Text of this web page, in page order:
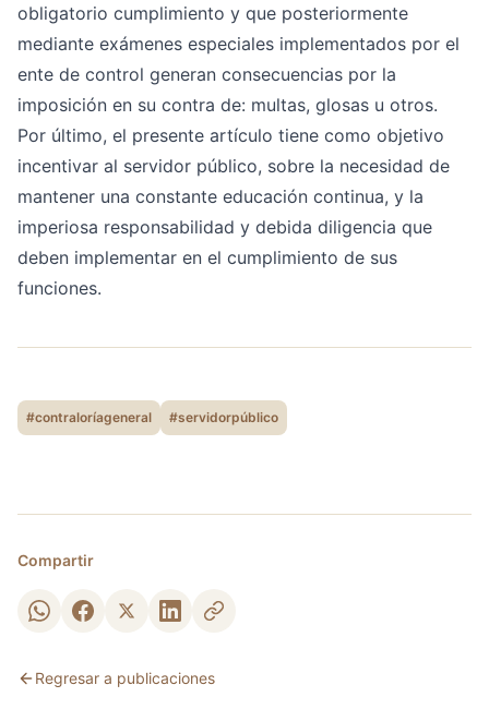
obligatorio cumplimiento y que posteriormente
mediante exámenes especiales implementados por el
ente de control generan consecuencias por la
imposición en su contra de: multas, glosas u otros.
Por último, el presente artículo tiene como objetivo
incentivar al servidor público, sobre la necesidad de
mantener una constante educación continua, y la
imperiosa responsabilidad y debida diligencia que
deben implementar en el cumplimiento de sus
funciones.
#contraloríageneral #servidorpúblico
Compartir
Regresar a publicaciones